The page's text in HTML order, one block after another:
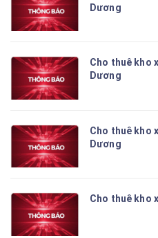
Dương
Cho thuê kho
Dương
Cho thuê kho
Dương
Cho thuê kho